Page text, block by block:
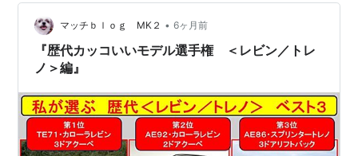
マッチｂｌｏｇ MK２ • 6ヶ月前
『歴代カッコいいモデル選手権 ＜レビン／トレ
ノ＞編』